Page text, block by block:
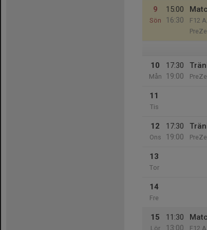
9
Sön
15:00
16:30
F12
10
Mån
17:30
19:00
11
Tis
12
Ons
17:30
19:00
13
Tor
14
Fre
15
Lör
11:30
13:00
F12